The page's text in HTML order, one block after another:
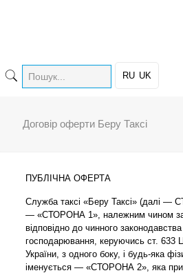
RU UK
Договір оферти Беру Таксі
ПУБЛІЧНА ОФЕРТА
Служба таксі «Беру Таксі» (далі —
— «СТОРОНА 1», належним чином
відповідно до чинного законодавства
господарювання, керуючись ст. 633
України, з одного боку, і будь-яка
іменується — «СТОРОНА 2», яка